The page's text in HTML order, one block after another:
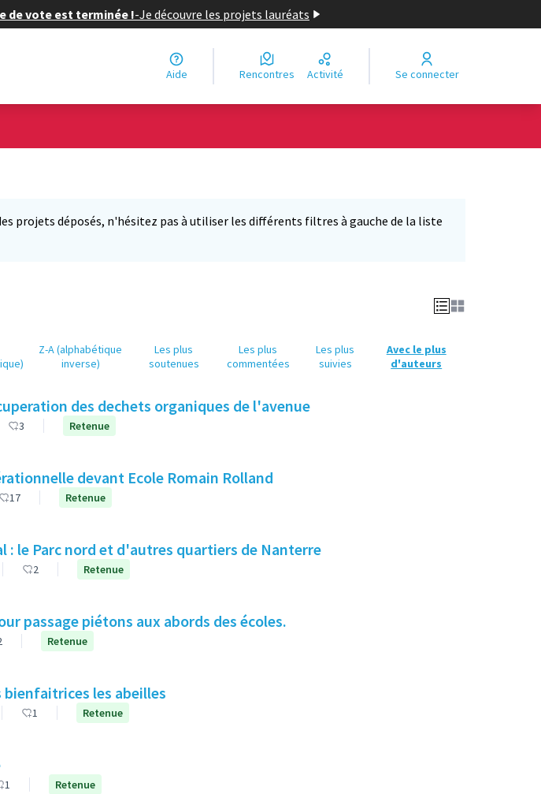
de vote est terminée !-Je découvre les projets lauréats
Aide Rencontres Activité Se connecter
projets déposés, n'hésitez pas à utiliser les différents filtres à gauche de la liste
Z-A (alphabétique
inverse)
Les plus
soutenues
Les plus
commentées
Les plus
suivies
Avec le plus
d'auteurs
des dechets organiques de l'avenue
3 Retenue
devant Ecole Romain Rolland
17 Retenue
: le Parc nord et d'autres quartiers de Nanterre
2 Retenue
passage piétons aux abords des écoles.
Retenue
A la découverte de nos bienfaitrices les abeilles
1 Retenue
1 Retenue